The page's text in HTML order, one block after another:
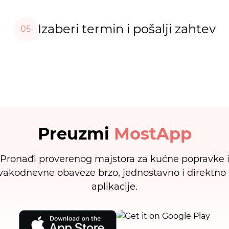
05 Izaberi termin i pošalji zahtev
Preuzmi MostApp
Pronađi proverenog majstora za kućne popravke i
obaveze brzo, jednostavno i direktno
aplikacije.